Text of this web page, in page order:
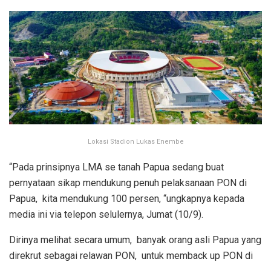
Lokasi Stadion Lukas Enembe
“Pada prinsipnya LMA se tanah Papua sedang buat
pernyataan sikap mendukung penuh pelaksanaan PON di
Papua, kita mendukung 100 persen, “ungkapnya kepada
media ini via telepon selulernya, Jumat (10/9).
Dirinya melihat secara umum, banyak orang asli Papua yang
direkrut sebagai relawan PON, untuk memback up PON di